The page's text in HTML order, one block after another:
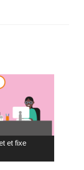
et fixe